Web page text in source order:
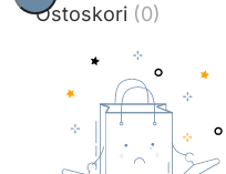
Ostoskori (0)